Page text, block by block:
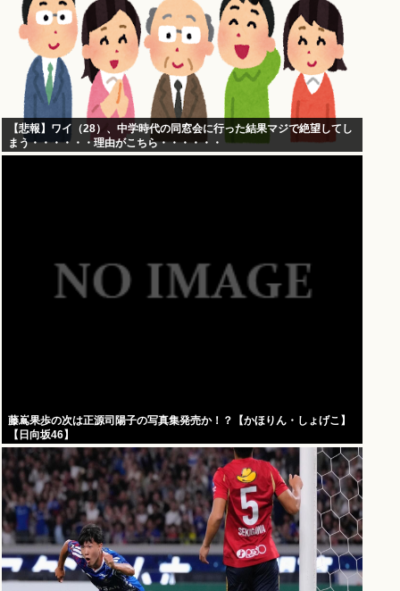
【悲報】ワイ（28）、中学時代の同窓会に行った結果マジで絶望してし
まう・・・・・・理由がこちら・・・・・・
藤嶌果歩の次は正源司陽子の写真集発売か！？【かほりん・しょげこ】
【日向坂46】